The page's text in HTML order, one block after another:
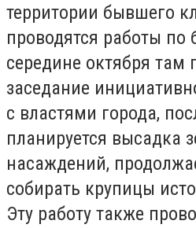
территории бывшего
проводятся работы по
середине октября
заседание
с властями города,
планируется высадка
насаждений,
собирать крупицы
Эту работу также